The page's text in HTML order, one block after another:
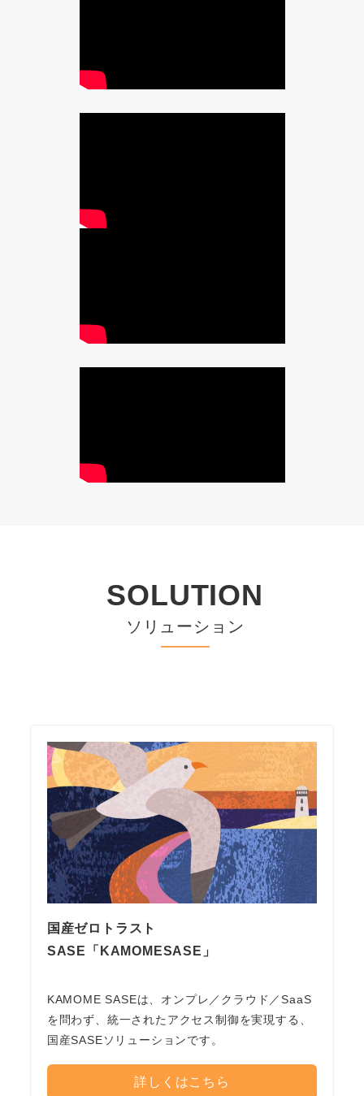
SOLUTION
ソリューション
国産ゼロトラスト
SASE「KAMOMESASE」
KAMOME SASEは、オンプレ／クラウド／SaaS
を問わず、統一されたアクセス制御を実現する、
国産SASEソリューションです。
詳しくはこちら